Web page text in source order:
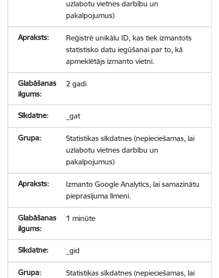
uzlabotu vietnes darbību un
pakalpojumus)
Reģistrē unikālu ID, kas tiek izmantots
statistisko datu iegūšanai par to, kā
apmeklētājs izmanto vietni.
2 gadi
_gat
Statistikas sīkdatnes (nepieciešamas, lai
uzlabotu vietnes darbību un
pakalpojumus)
Izmanto Google Analytics, lai samazinātu
pieprasījuma līmeni.
1 minūte
_gid
Statistikas sīkdatnes (nepieciešamas, lai